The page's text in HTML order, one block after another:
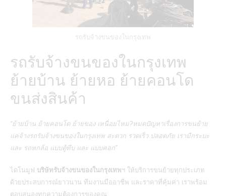
รถรับจ้างขนของในกรุงเทพ
รถรับจ้างขนของในกรุงเทพ
ย้ายบ้าน ย้ายหอ ย้ายคอนโด
ขนส่งสินค้า
“ย้ายบ้าน ย้ายคอนโด ย้ายของ เหนื่อยไหม?หมดปัญหาเรื่องการขนย้าย
แค่จ้างรถรับจ้างขนของในกรุงเทพ สะดวก รวดเร็ว ปลอดภัย เรามีกระบะ
และ รถหกล้อ แบบตู้ทึบ และ แบบคอก”
ไดโนมูฟ บริษัทรับจ้างขนของในกรุงเทพฯ ให้บริการขนย้ายทุกประเภท
ด้วยประสบการณ์ยาวนาน ทีมงานมืออาชีพ และราคาที่คุ้มค่า เราพร้อม
ตอบสนองทุกความต้องการของคุณ